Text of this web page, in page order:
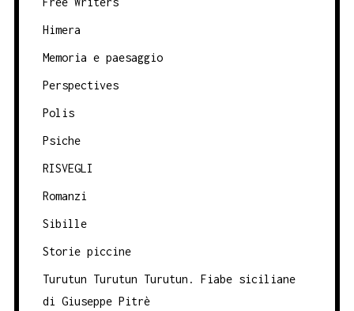
Himera
Memoria e paesaggio
Perspectives
Polis
Psiche
RISVEGLI
Romanzi
Sibille
Storie piccine
Turutun Turutun Turutun. Fiabe siciliane
di Giuseppe Pitrè